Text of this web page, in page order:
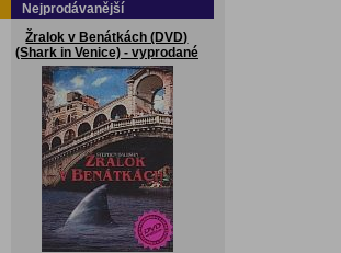
Nejprodávanější
Žralok v Benátkách (DVD)
(Shark in Venice) - vyprodané